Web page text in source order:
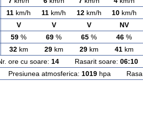
11 km/h 11 km/h 12km/h 10km/h
V V V NV
59 % 69 % 65 % 46 %
32km 29km 29km 41km
ore cu soare: 14Rasarit soare: 06:10
atmosferica: 1019hpa